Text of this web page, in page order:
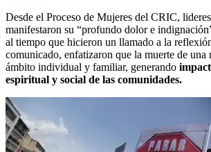
Desde el Proceso de Mujeres del CRIC,
manifestaron su “profundo dolor e
al tiempo que hicieron un llamado a la
comunicado, enfatizaron que la muerte de una
ámbito individual y familiar, generando
espiritual y social de las comunidades.